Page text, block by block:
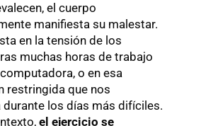
el cuerpo
manifiesta su malestar.
en la tensión de los
muchas horas de trabajo
o en esa
restringida que nos
durante los días más difíciles.
el ejercicio se